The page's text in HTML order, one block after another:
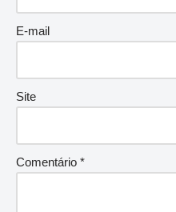
E-mail
Site
Comentário *